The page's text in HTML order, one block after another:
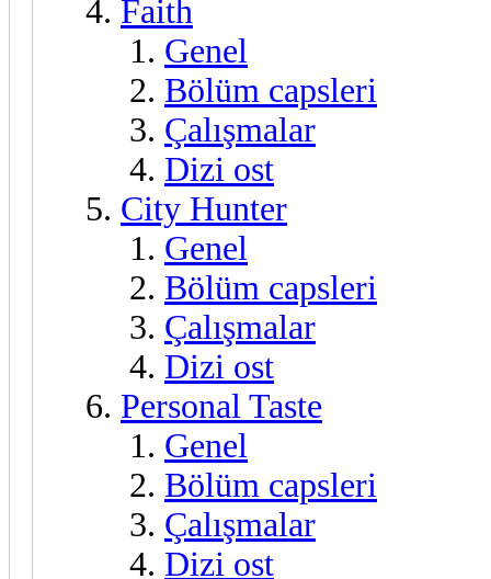
Faith
Genel
Bölüm capsleri
Çalışmalar
Dizi ost
City Hunter
Genel
Bölüm capsleri
Çalışmalar
Dizi ost
Personal Taste
Genel
Bölüm capsleri
Çalışmalar
Dizi ost